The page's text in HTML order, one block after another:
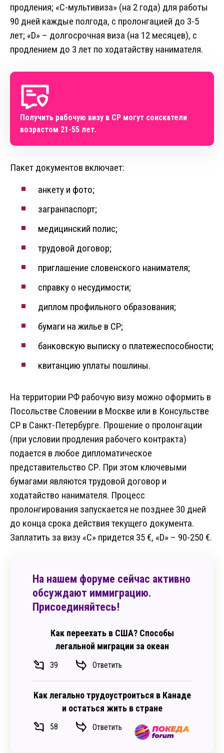
продления; «C-мультивиза» (на 2 года) для работы
90 дней каждые полгода, с пролонгацией до 3-5
лет; «D» – долгосрочная виза (на 12 месяцев), с
продлением до 3 лет по ходатайству нанимателя.
Получить рабочую визу в СР могут соискатели
возрастом 21-55 лет.
Пакет документов включает:
анкету и фото;
загранпаспорт;
медицинский полис;
трудовой договор;
приглашение словенского нанимателя;
справку о несудимости;
диплом профильного образования;
бумаги на жилье в СР;
банковскую выписку о платежеспособности;
квитанцию уплаты пошлины.
На территории РФ рабочую визу можно оформить в
Посольстве Словении в Москве или в Консульстве
СР в Санкт-Петербурге. Прошение о пролонгации
(при условии продления рабочего контракта)
подается в любое дипломатическое
представительство СР. При этом ключевыми
бумагами являются трудовой договор и
ходатайство нанимателя. Процесс
пролонгирования запускается не позднее 30 дней
до конца срока действия текущего документа.
Заплатить за визу «C» придется 35 €, «D» – 90-250 €.
На нашем форуме сейчас активно
обсуждают иммиграцию.
Присоединяйтесь!
Как переехать в США? Способы
легальной миграции за океан
39 Ответить
Как легально трудоустроиться в Канаде
и остаться жить в стране
58 Ответить